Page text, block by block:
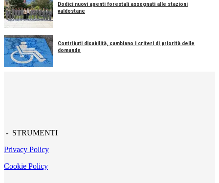
Dodici nuovi agenti forestali assegnati alle stazioni
valdostane
Contributi disabilità, cambiano i criteri di priorità delle
domande
- STRUMENTI
Privacy Policy
Cookie Policy